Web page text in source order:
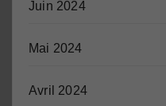
Juin 2024
Mai 2024
Avril 2024